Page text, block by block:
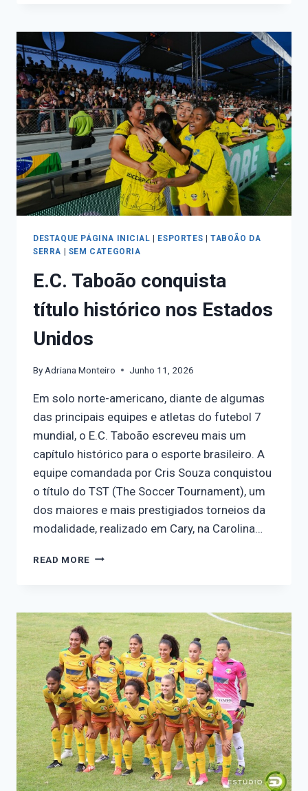
DESTAQUE PÁGINA INICIAL ESPORTES |TABOÃO DA
SERRA
SEM CATEGORIA
E.C. Taboão conquista
título histórico nos Estados
Unidos
By Adriana Monteiro Junho 11, 2026
Em solo norte-americano, diante de algumas
das principais equipes e atletas do futebol 7
mundial, o E.C. Taboão escreveu mais um
capítulo histórico para o esporte brasileiro. A
equipe comandada por Cris Souza conquistou
o título do TST (The Soccer Tournament), um
dos maiores e mais prestigiados torneios da
modalidade, realizado em Cary, na Carolina…
READ MORE